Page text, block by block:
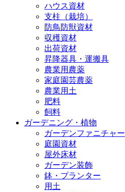
ハウス資材
支柱（栽培）
防鳥防獣資材
収穫資材
出荷資材
昇降器具・運搬具
農業用農薬
家庭園芸農薬
農業用土
肥料
飼料
ガーデニング・植物
ガーデンファニチャー
庭園資材
屋外床材
ガーデン装飾
鉢・プランター
用土